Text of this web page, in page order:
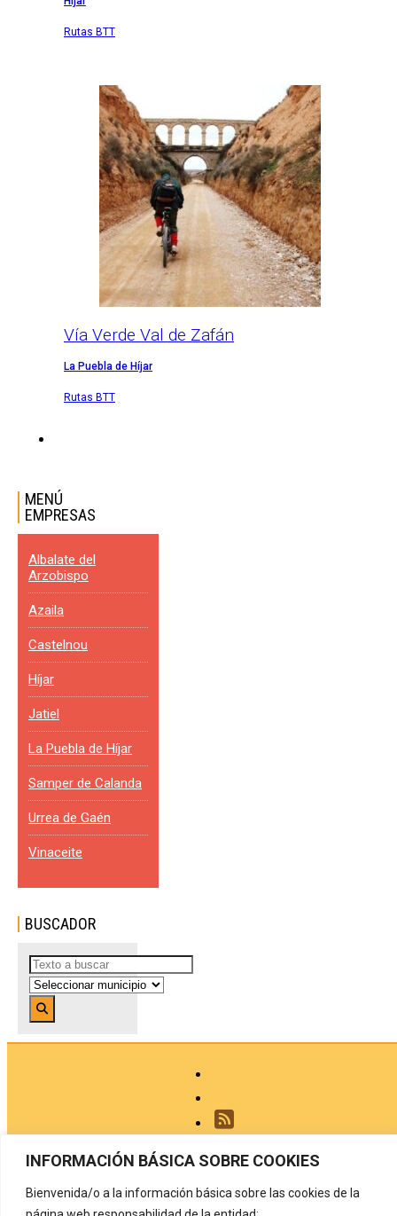
INFORMACIÓN BÁSICA SOBRE COOKIES
Bienvenida/o a la información básica sobre las cookies de la
Rutas BTT
Vía Verde Val de Zafán
La Puebla de Híjar
Rutas BTT
MENÚ
EMPRESAS
Albalate del
Arzobispo
Azaila
Castelnou
Híjar
Jatiel
La Puebla de Híjar
Samper de Calanda
Urrea de Gaén
Vinaceite
BUSCADOR
Buscar
...
Política de privacidad